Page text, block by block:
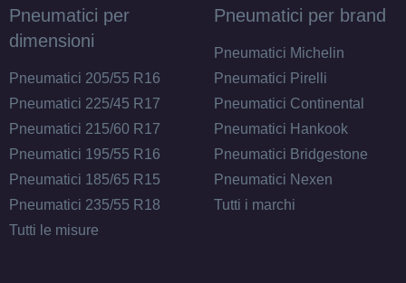
Pneumatici per
dimensioni
Pneumatici 205/55 R16
Pneumatici 225/45 R17
Pneumatici 215/60 R17
Pneumatici 195/55 R16
Pneumatici 185/65 R15
Pneumatici 235/55 R18
Tutti le misure
Pneumatici per brand
Pneumatici Michelin
Pneumatici Pirelli
Pneumatici Continental
Pneumatici Hankook
Pneumatici Bridgestone
Pneumatici Nexen
Tutti i marchi